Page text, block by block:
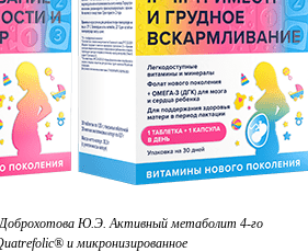
Ю.Э. Активный метаболит 4-го
и микронизированное